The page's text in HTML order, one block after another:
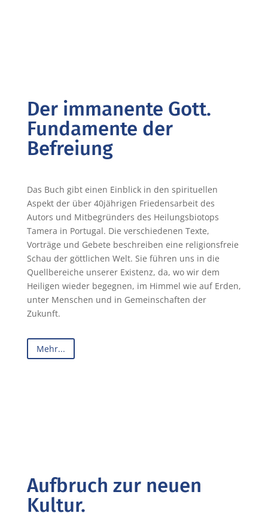
Der immanente Gott.
Fundamente der
Befreiung
Das Buch gibt einen Einblick in den spirituellen
Aspekt der über 40­jährigen Friedensarbeit des
Autors und Mitbegründers des Heilungsbiotops
Tamera in Portugal. Die verschiedenen Texte,
Vorträge und Gebete beschreiben eine religionsfreie
Schau der göttlichen Welt. Sie führen uns in die
Quellbereiche unserer Existenz, da, wo wir dem
Heiligen wieder begegnen, im Himmel wie auf Erden,
unter Menschen und in Gemeinschaften der
Zukunft.
Mehr...
Aufbruch zur neuen
Kultur.